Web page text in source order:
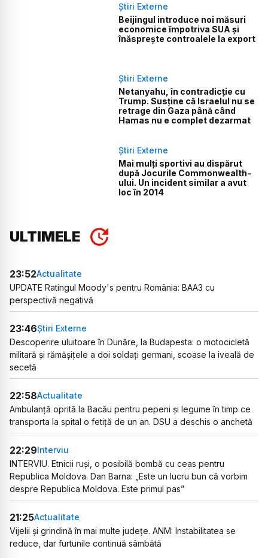
Știri Externe
Beijingul introduce noi măsuri
economice împotriva SUA și
înăsprește controalele la export
Știri Externe
Netanyahu, în contradicție cu
Trump. Susține că Israelul nu se
retrage din Gaza până când
Hamas nu e complet dezarmat
Știri Externe
Mai mulți sportivi au dispărut
după Jocurile Commonwealth-
ului. Un incident similar a avut
loc în 2014
ULTIMELE
23:52Actualitate
UPDATE Ratingul Moody's pentru România: BAA3 cu
perspectivă negativă
23:46Știri Externe
Descoperire uluitoare în Dunăre, la Budapesta: o motocicletă
militară și rămășițele a doi soldați germani, scoase la iveală de
secetă
22:58Actualitate
Ambulanță oprită la Bacău pentru pepeni și legume în timp ce
transporta la spital o fetiță de un an. DSU a deschis o anchetă
22:29Interviu
INTERVIU. Etnicii ruși, o posibilă bombă cu ceas pentru
Republica Moldova. Dan Barna: „Este un lucru bun că vorbim
despre Republica Moldova. Este primul pas”
21:25Actualitate
Vijelii și grindină în mai multe județe. ANM: Instabilitatea se
reduce, dar furtunile continuă sâmbătă